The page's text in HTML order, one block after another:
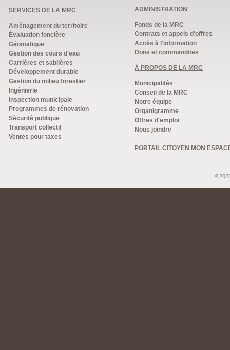
SERVICES DE LA MRC
Aménagement du territoire
Évaluation foncière
Géomatique
Gestion des cours d'eau
Carrières et sablières
Développement durable
Gestion du milieu forestier
Ingénierie
Inspection municipale
Programmes de rénovation
Sécurité publique
Transport collectif
Ventes pour taxes
ADMINISTRATION
Fonds de la MRC
Contrats et appels d'offres
Accès à l'information
Dons et commandites
À PROPOS DE LA MRC
Municipalités
Conseil de la MRC
Notre équipe
Organigramme
Offres d'emploi
Nous joindre
PORTAIL CITOYEN MON